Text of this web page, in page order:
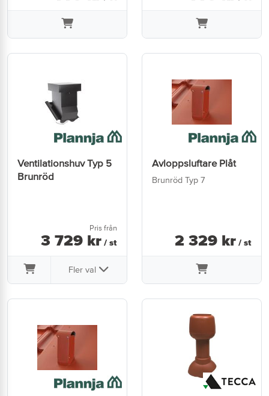
Ventilationshuv Typ 5
Brunröd
Pris från
3 729 kr / st
Fler val
Avloppsluftare Plåt
Brunröd Typ 7
2 329 kr / st